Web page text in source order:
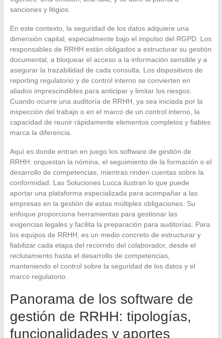
sanciones y litigios.
En este contexto, la seguridad de los datos adquiere una
dimensión capital, especialmente bajo el impulso del RGPD. Los
responsables de RRHH están obligados a estructurar su gestión
documental, a bloquear el acceso a la información sensible y a
asegurar la trazabilidad de cada consulta. Los dispositivos de
reporting regulatorio y de control interno se convierten en
aliados imprescindibles para anticipar y limitar los riesgos.
Cuando ocurre una auditoría de RRHH, ya sea iniciada por la
inspección del trabajo o en el marco de un control interno, la
capacidad de reunir rápidamente elementos completos y fiables
marca la diferencia.
Aquí es donde entran en juego los software de gestión de
RRHH: orquestan la nómina, el seguimiento de la formación o el
desarrollo de competencias, mientras rinden cuentas sobre la
conformidad. Las Soluciones Lucca ilustran lo que puede
aportar una plataforma especializada para acompañar a las
empresas en la gestión de estas múltiples obligaciones. Su
enfoque proporciona herramientas para gestionar las
exigencias legales y facilita la preparación para auditorías. Para
los equipos de RRHH, es un medio concreto de estructurar y
fiabilizar cada etapa del recorrido del colaborador, desde el
reclutamiento hasta el desarrollo de competencias,
manteniendo el control sobre la seguridad de los datos y el
marco regulatorio.
Panorama de los software de
gestión de RRHH: tipologías,
funcionalidades y aportes